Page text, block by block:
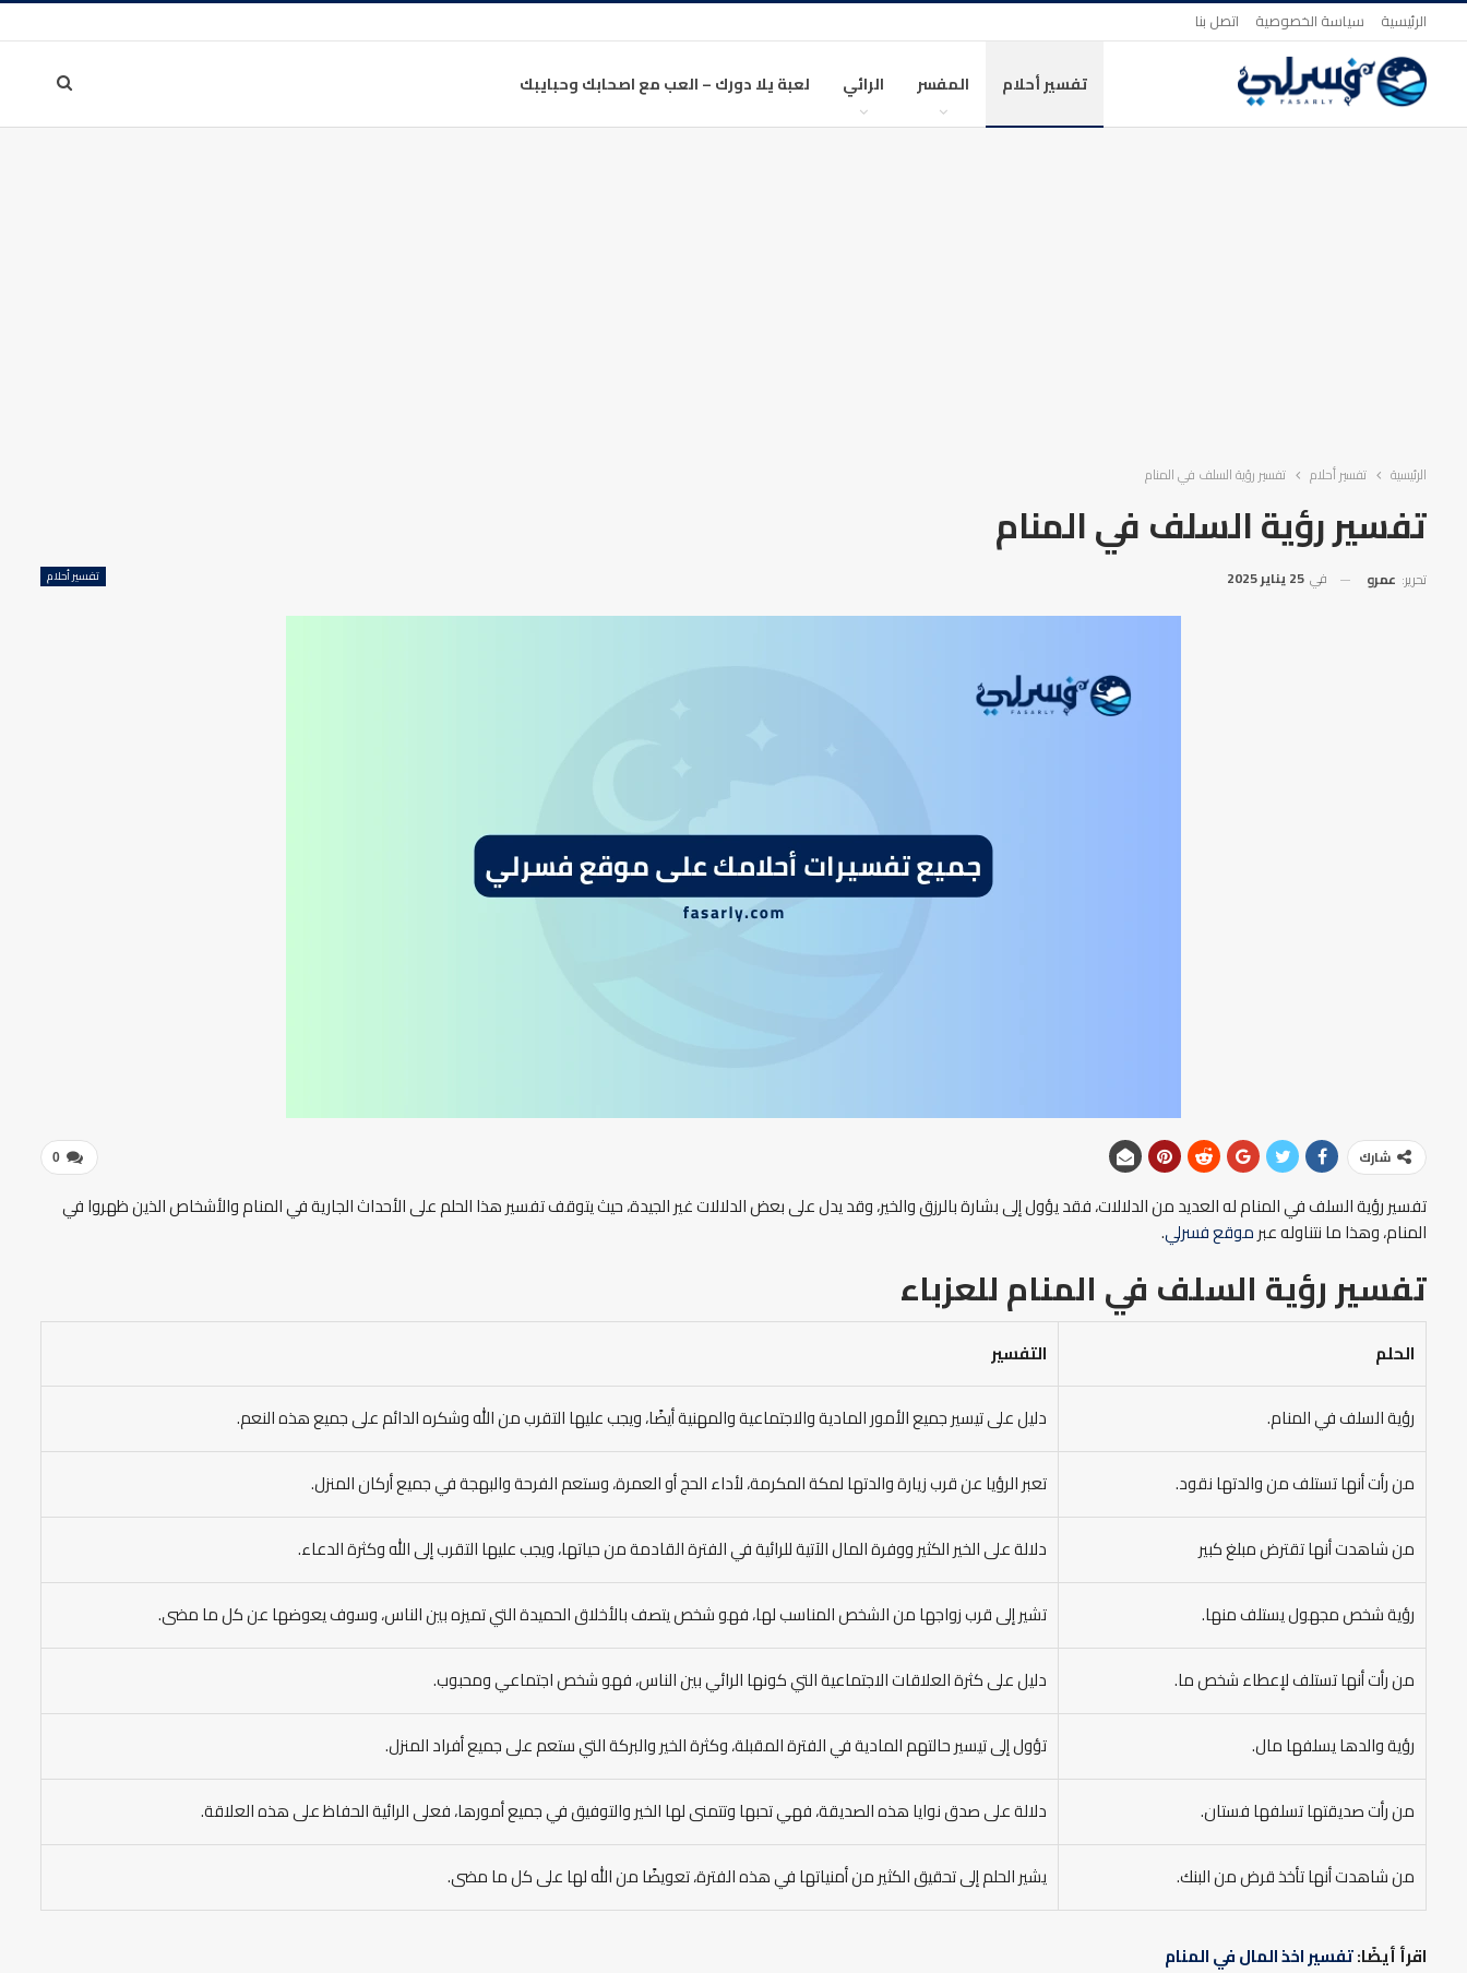
الرئيسية سياسة الخصوصية اتصل بنا
تفسير أحلام المفسر الرائي لعبة يلا دورك – العب مع اصحابك وحبايبك
الرئيسية تفسير أحلام تفسير رؤية السلف في المنام
تفسير رؤية السلف في المنام
تفسير أحلام تحرير: عمرو في 25 يناير 2025
0 شارك
تفسير رؤية السلف في المنام له العديد من الدلالات، فقد يؤول إلى بشارة بالرزق والخير، وقد يدل على بعض الدلالات غير الجيدة، حيث يتوقف تفسير هذا الحلم على الأحداث الجارية في المنام والأشخاص الذين ظهروا في
المنام، وهذا ما نتناوله عبرموقع فسرلي.
تفسير رؤية السلف في المنامللعزباء
الحلم التفسير
رؤية السلف في المنام. دليل على تيسير جميع الأمور المادية والاجتماعية والمهنية أيضًا، ويجب عليها التقرب من الله وشكره الدائم على جميع هذه النعم.
من رأت أنها تستلف من والدتها نقود. تعبر الرؤيا عن قرب زيارة والدتها لمكة المكرمة، لأداء الحج أو العمرة، وستعم الفرحة والبهجة في جميع أركان المنزل.
من شاهدت أنها تقترض مبلغ كبير دلالة على الخير الكثير ووفرة المال الآتية للرائية في الفترة القادمة من حياتها، ويجب عليها التقرب إلى الله وكثرة الدعاء.
رؤية شخص مجهول يستلف منها. تشير إلى قرب زواجها من الشخص المناسب لها، فهو شخص يتصف بالأخلاق الحميدة التي تميزه بين الناس، وسوف يعوضها عن كل ما مضى.
من رأت أنها تستلف لإعطاء شخص ما. دليل على كثرة العلاقات الاجتماعية التي كونها الرائي بين الناس، فهو شخص اجتماعي ومحبوب.
رؤية والدها يسلفها مال. تؤول إلى تيسير حالتهم المادية في الفترة المقبلة، وكثرة الخير والبركة التي ستعم على جميع أفراد المنزل.
من رأت صديقتها تسلفها فستان. دلالة على صدق نوايا هذه الصديقة، فهي تحبها وتتمنى لها الخير والتوفيق في جميع أمورها، فعلى الرائية الحفاظ على هذه العلاقة.
من شاهدت أنها تأخذ قرض من البنك. يشير الحلم إلى تحقيق الكثير من أمنياتها في هذه الفترة، تعويضًا من الله لها على كل ما مضى.
اقرأ أيضًا:تفسير اخذ المال في المنام